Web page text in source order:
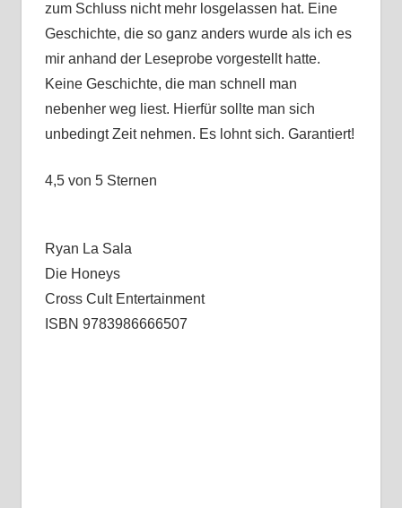
zum Schluss nicht mehr losgelassen hat. Eine
Geschichte, die so ganz anders wurde als ich es
mir anhand der Leseprobe vorgestellt hatte.
Keine Geschichte, die man schnell man
nebenher weg liest. Hierfür sollte man sich
unbedingt Zeit nehmen. Es lohnt sich. Garantiert!
4,5 von 5 Sternen
Ryan La Sala
Die Honeys
Cross Cult Entertainment
ISBN 9783986666507